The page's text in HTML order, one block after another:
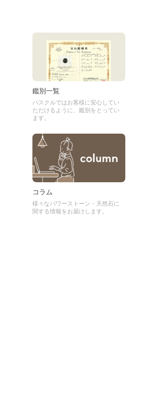
鑑別一覧
パスクルではお客様に安心してい
ただけるように、鑑別をとってい
ます。
コラム
様々なパワーストーン・天然石に
関する情報をお届けします。